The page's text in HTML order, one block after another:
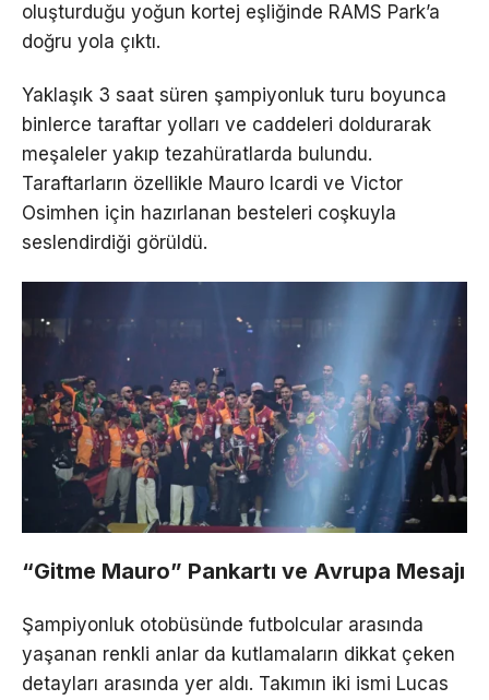
oluşturduğu yoğun kortej eşliğinde RAMS Park’a
doğru yola çıktı.
Yaklaşık 3 saat süren şampiyonluk turu boyunca
binlerce taraftar yolları ve caddeleri doldurarak
meşaleler yakıp tezahüratlarda bulundu.
Taraftarların özellikle Mauro Icardi ve Victor
Osimhen için hazırlanan besteleri coşkuyla
seslendirdiği görüldü.
“Gitme Mauro” Pankartı ve Avrupa Mesajı
Şampiyonluk otobüsünde futbolcular arasında
yaşanan renkli anlar da kutlamaların dikkat çeken
detayları arasında yer aldı. Takımın iki ismi Lucas